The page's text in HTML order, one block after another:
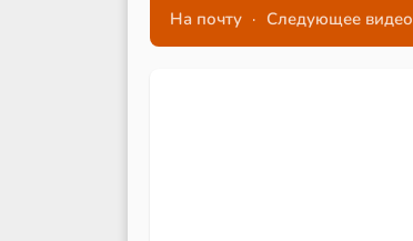
На почту · Следующее видео